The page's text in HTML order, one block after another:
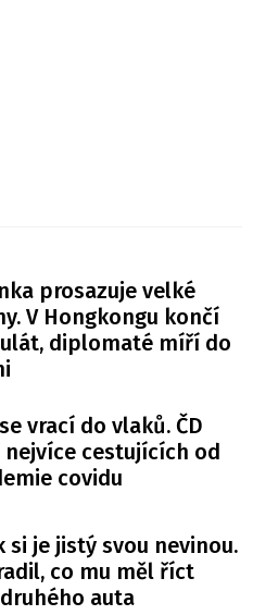
prosazuje velké
V Hongkongu končí
diplomaté míří do
vrací do vlaků. ČD
nejvíce cestujících od
covidu
si je jistý svou nevinou.
co mu měl říct
auta